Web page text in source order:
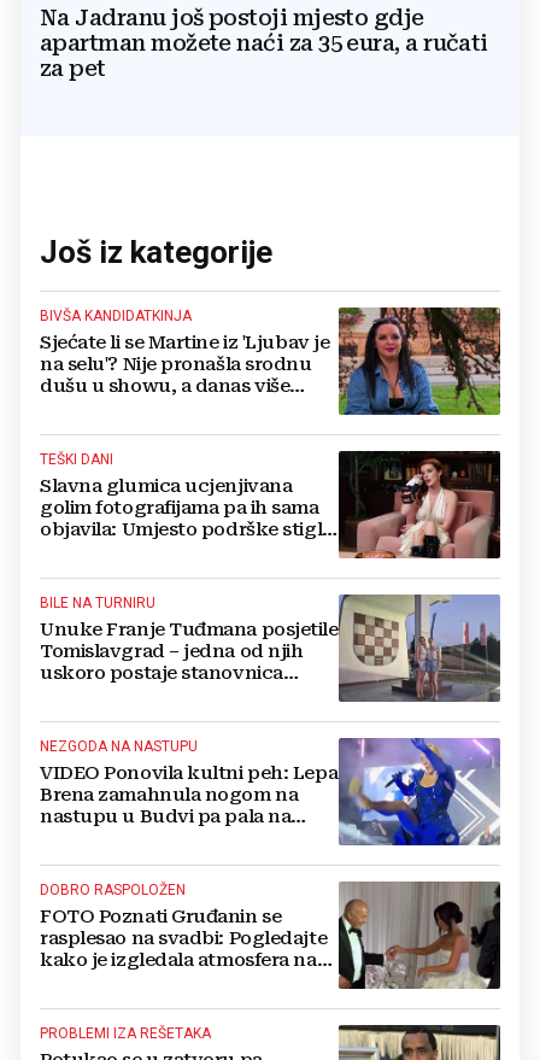
Na Jadranu još postoji mjesto gdje
apartman možete naći za 35 eura, a ručati
za pet
Još iz kategorije
BIVŠA KANDIDATKINJA
Sjećate li se Martine iz 'Ljubav je
na selu'? Nije pronašla srodnu
dušu u showu, a danas više
TEŠKI DANI
Slavna glumica ucjenjivana
golim fotografijama pa ih sama
objavila: Umjesto podrške stigle
BILE NA TURNIRU
Unuke Franje Tuđmana posjetile
Tomislavgrad – jedna od njih
uskoro postaje stanovnica
NEZGODA NA NASTUPU
VIDEO Ponovila kultni peh: Lepa
Brena zamahnula nogom na
nastupu u Budvi pa pala na
DOBRO RASPOLOŽEN
FOTO Poznati Gruđanin se
rasplesao na svadbi: Pogledajte
kako je izgledala atmosfera na
PROBLEMI IZA REŠETAKA